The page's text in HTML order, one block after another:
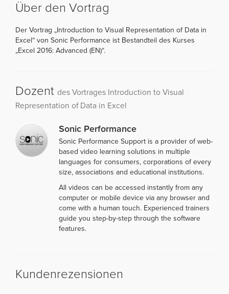
Über den Vortrag
Der Vortrag „Introduction to Visual Representation of Data in
Excel“ von Sonic Performance ist Bestandteil des Kurses
„Excel 2016: Advanced (EN)“.
Dozent des Vortrages Introduction to Visual
Representation of Data in Excel
Sonic Performance
Sonic Performance Support is a provider of web-
based video learning solutions in multiple
languages for consumers, corporations of every
size, associations and educational institutions.
All videos can be accessed instantly from any
computer or mobile device via any browser and
come with a human touch. Experienced trainers
guide you step-by-step through the software
features.
Kundenrezensionen